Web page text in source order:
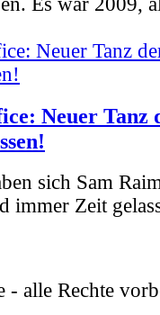
Neuer Tanz
sich Sam
immer Zeit
alle Rechte